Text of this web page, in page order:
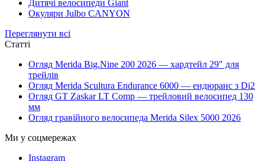
Дитячі велосипеди Giant
Окуляри Julbo CANYON
Переглянути всі
Статті
Огляд Merida Big.Nine 200 2026 — хардтейл 29" для
трейлів
Огляд Merida Scultura Endurance 6000 — ендюранс з Di2
Огляд GT Zaskar LT Comp — трейловий велосипед 130
мм
Огляд гравійного велосипеда Merida Silex 5000 2026
Ми у соцмережах
Instagram